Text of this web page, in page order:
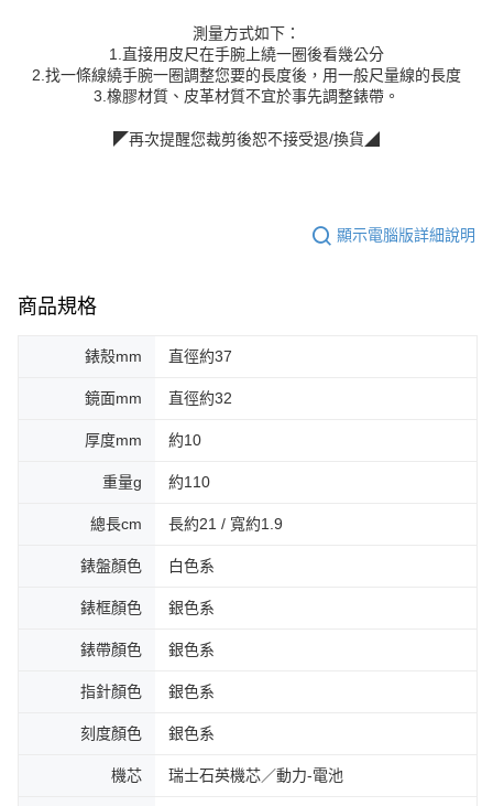
測量方式如下：
1.直接用皮尺在手腕上繞一圈後看幾公分
2.找一條線繞手腕一圈調整您要的長度後，用一般尺量線的長度
3.橡膠材質、皮革材質不宜於事先調整錶帶。
◤再次提醒您裁剪後恕不接受退/換貨◢
顯示電腦版詳細說明
商品規格
錶殼mm 直徑約37
鏡面mm 直徑約32
厚度mm 約10
重量g 約110
總長cm 長約21 / 寬約1.9
錶盤顏色 白色系
錶框顏色 銀色系
錶帶顏色 銀色系
指針顏色 銀色系
刻度顏色 銀色系
機芯 瑞士石英機芯／動力-電池